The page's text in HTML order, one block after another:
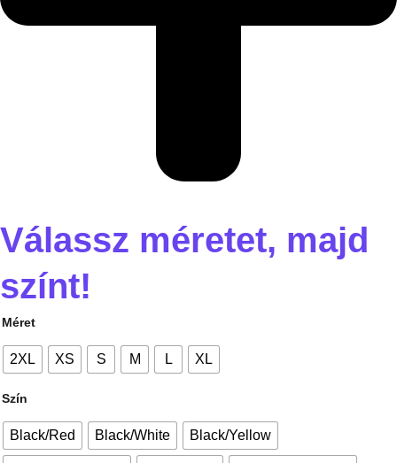
Válassz méretet, majd
színt!
Méret
2XL XS S M L XL
Szín
Black/Red Black/White Black/Yellow